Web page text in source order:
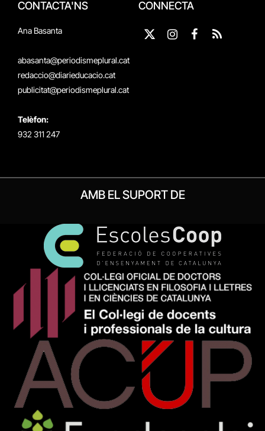
CONTACTA'NS
Ana Basanta
abasanta@periodismeplural.cat
redaccio@diarieducacio.cat
publicitat@periodismeplural.cat
Telèfon:
932 311 247
CONNECTA
X
Instagram
Facebook
RSS
AMB EL SUPORT DE